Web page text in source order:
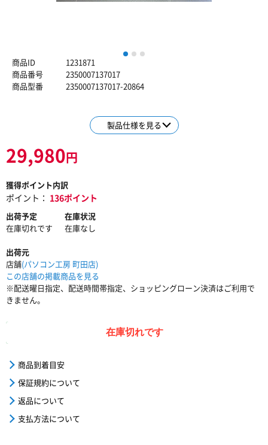
1 2
商品ID
1231871
商品番号
2350007137017
商品型番
2350007137017-20864
製品仕様を見る
29,980円
獲得ポイント内訳
ポイント： 136ポイント
出荷予定
在庫切れです
在庫状況
在庫なし
出荷元
店舗(パソコン工房 町田店)
この店舗の掲載商品を見る
※配送曜日指定、配送時間帯指定、ショッピングローン決済はご利用で
きません。
在庫切れです
商品到着目安
保証規約について
返品について
支払方法について